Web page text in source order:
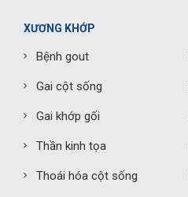
XƯƠNG KHỚP
Bệnh gout
Gai cột sống
Gai khớp gối
Thần kinh tọa
Thoái hóa cột sống